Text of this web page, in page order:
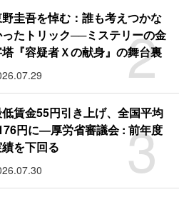
2
圭吾を悼む：誰も考えつかな
たトリック──ミステリーの金
『容疑者Ｘの献身』の舞台裏
3
賃金55円引き上げ、全国平均
円に―厚労省審議会 : 前年度
を下回る